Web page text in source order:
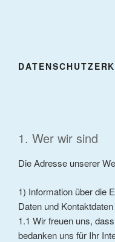
1. Wer wir sind
Die Adresse unserer
1) Information über die
Daten und
1.1 Wir freuen uns,
bedanken uns für Ihr